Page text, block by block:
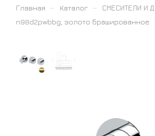
Главная – Каталог – СМЕСИТЕЛИ И
n98d2pwbbg, золото брашированное